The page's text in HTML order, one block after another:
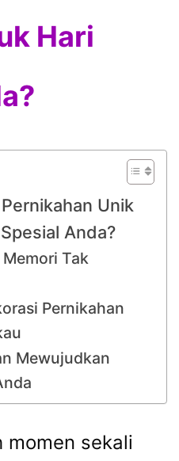
Hari
Unik
Anda?
Tak
Pernikahan
Mewujudkan
momen sekali